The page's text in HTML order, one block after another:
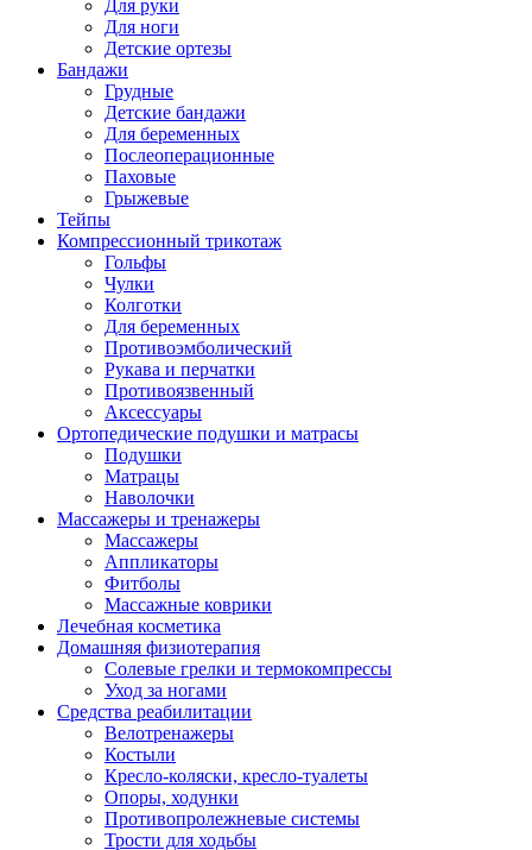
Для руки
Для ноги
Детские ортезы
Бандажи
Грудные
Детские бандажи
Для беременных
Послеоперационные
Паховые
Грыжевые
Тейпы
Компрессионный трикотаж
Гольфы
Чулки
Колготки
Для беременных
Противоэмболический
Рукава и перчатки
Противоязвенный
Аксессуары
Ортопедические подушки и матрасы
Подушки
Матрацы
Наволочки
Массажеры и тренажеры
Массажеры
Аппликаторы
Фитболы
Массажные коврики
Лечебная косметика
Домашняя физиотерапия
Солевые грелки и термокомпрессы
Уход за ногами
Средства реабилитации
Велотренажеры
Костыли
Кресло-коляски, кресло-туалеты
Опоры, ходунки
Противопролежневые системы
Трости для ходьбы